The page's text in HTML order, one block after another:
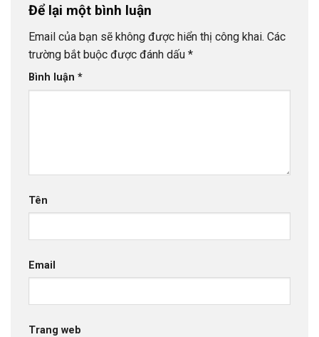
Để lại một bình luận
Email của bạn sẽ không được hiển thị công khai. Các
trường bắt buộc được đánh dấu *
Bình luận *
Tên
Email
Trang web